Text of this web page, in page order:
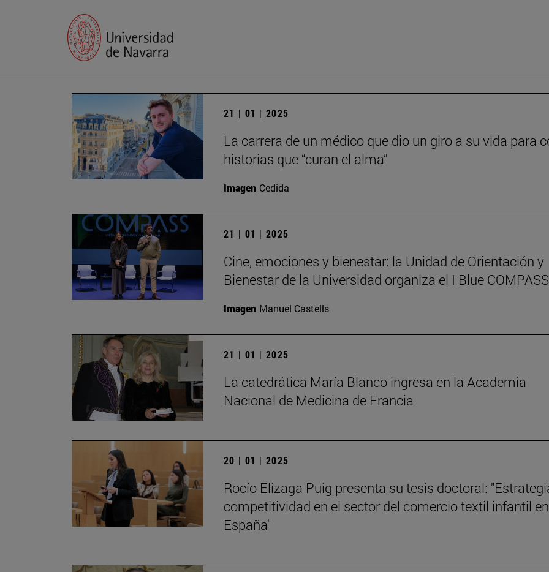
21 | 01 | 2025
La carrera de un médico que dio un giro a su vida para
historias que “curan el alma”
Imagen Cedida
21 | 01 | 2025
Cine, emociones y bienestar: la Unidad de Orientación y
Bienestar de la Universidad organiza el I Blue
Imagen Manuel Castells
21 | 01 | 2025
La catedrática María Blanco ingresa en la Academia
Nacional de Medicina de Francia
20 | 01 | 2025
Rocío Elizaga Puig presenta su tesis doctoral:
competitividad en el sector del comercio textil infantil en
España"